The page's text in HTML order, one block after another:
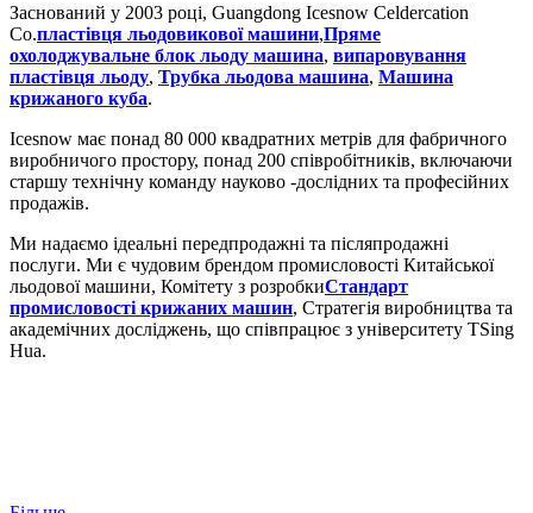
Заснований у 2003 році, Guangdong Icesnow Celdercation
Co.пластівця льодовикової машини,Пряме
охолоджувальне блок льоду машина, випаровування
пластівця льоду, Трубка льодова машина, Машина
крижаного куба.
Icesnow має понад 80 000 квадратних метрів для фабричного
виробничого простору, понад 200 співробітників, включаючи
старшу технічну команду науково -дослідних та професійних
продажів.
Ми надаємо ідеальні передпродажні та післяпродажні
послуги. Ми є чудовим брендом промисловості Китайської
льодової машини, Комітету з розробкиСтандарт
промисловості крижаних машин, Стратегія виробництва та
академічних досліджень, що співпрацює з університету TSing
Hua.